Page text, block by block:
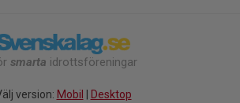
smarta idrottsföreningar
version: Mobil | Desktop